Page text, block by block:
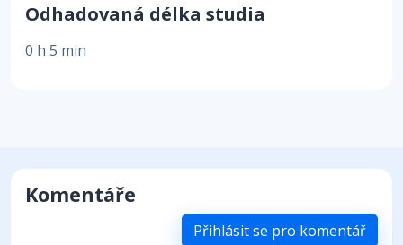
Odhadovaná délka studia
0 h 5 min
Komentáře
Přihlásit se pro komentář